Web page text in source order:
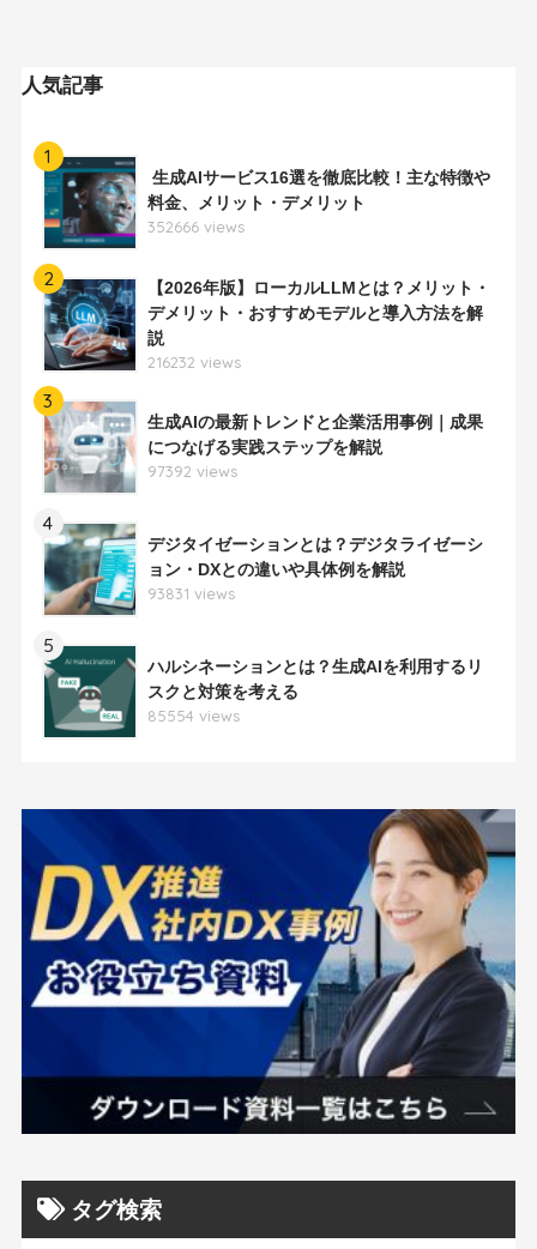
人気記事
1
生成AIサービス16選を徹底比較！主な特徴や
料金、メリット・デメリット
352666 views
2
【2026年版】ローカルLLMとは？メリット・
デメリット・おすすめモデルと導入方法を解
説
216232 views
3
生成AIの最新トレンドと企業活用事例｜成果
につなげる実践ステップを解説
97392 views
4
デジタイゼーションとは？デジタライゼーシ
ョン・DXとの違いや具体例を解説
93831 views
5
ハルシネーションとは？生成AIを利用するリ
スクと対策を考える
85554 views
タグ検索